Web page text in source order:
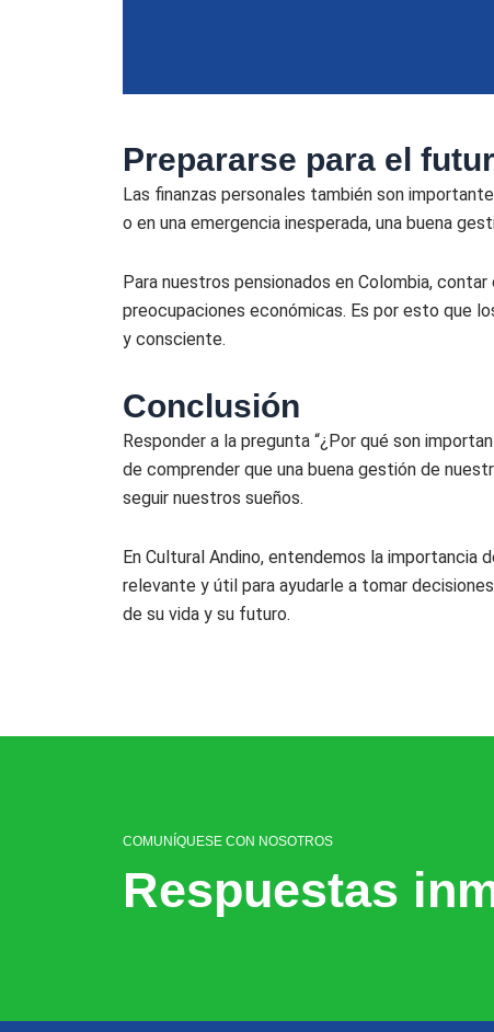
Prepararse para el
Las finanzas personales también son
o en una emergencia inesperada, una buena
Para nuestros pensionados en Colombia,
preocupaciones económicas. Es por esto que
y consciente.
Conclusión
Responder a la pregunta “¿Por qué son
de comprender que una buena gestión de
seguir nuestros sueños.
En Cultural Andino, entendemos la importancia
relevante y útil para ayudarle a tomar
de su vida y su futuro.
COMUNÍQUESE CON NOSOTROS
Respuestas